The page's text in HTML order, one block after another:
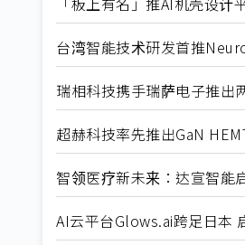
台湾智能技术研发首推
瑞相科技携手瑞萨电子推出
超赫科技率先推出GaN
智领医疗新未来：达宣智
AI云平台Glows.ai跨足日本